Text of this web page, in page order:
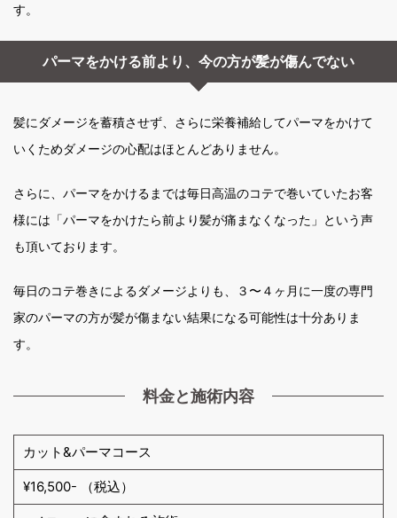
す。
パーマをかける前より、今の方が髪が傷んでない
髪にダメージを蓄積させず、さらに栄養補給してパーマをかけて
いくためダメージの心配はほとんどありません。
さらに、パーマをかけるまでは毎日高温のコテで巻いていたお客
様には「パーマをかけたら前より髪が痛まなくなった」という声
も頂いております。
毎日のコテ巻きによるダメージよりも、３〜４ヶ月に一度の専門
家のパーマの方が髪が傷まない結果になる可能性は十分ありま
す。
料金と施術内容
カット&パーマコース
¥16,500- （税込）